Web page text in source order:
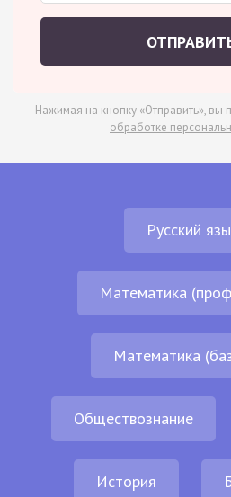
Нажимая на кнопку «Отправить», вы
обработке
Русский
Математика
Математика
Обществознание
История